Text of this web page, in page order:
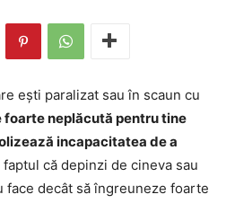
ești paralizat sau în scaun cu
neplăcută pentru tine
incapacitatea de a
faptul că depinzi de cineva sau
face decât să îngreuneze foarte